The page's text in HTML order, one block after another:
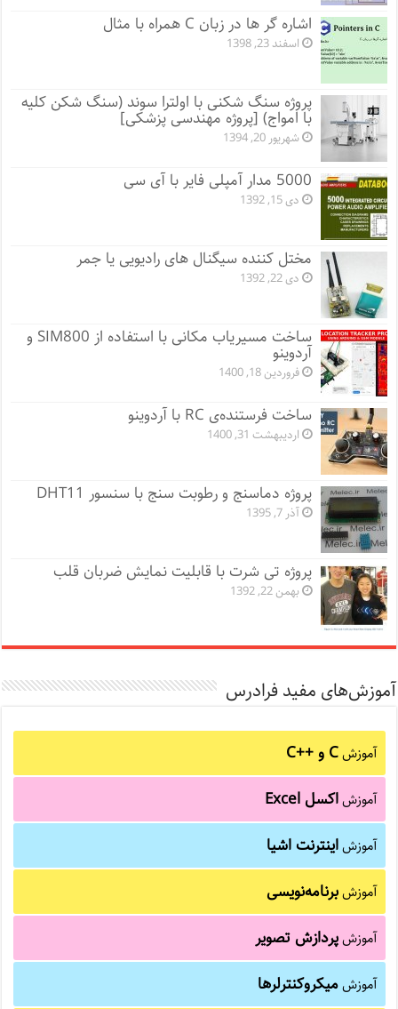
اشاره گر ها در زبان C همراه با مثال
اسفند 23, 1398
پروژه سنگ شکنی با اولترا سوند (سنگ شکن کلیه
با امواج) [پروژه مهندسی پزشکی]
شهریور 20, 1394
5000 مدار آمپلی فایر با آی سی
دی 15, 1392
مختل کننده سیگنال های رادیویی یا جمر
دی 22, 1392
ساخت مسیریاب مکانی با استفاده از SIM800 و
آردوینو
فروردین 18, 1400
ساخت فرستنده‌ی RC با آردوینو
اردیبهشت 31, 1400
پروژه دماسنج و رطوبت سنج با سنسور DHT11
آذر 7, 1395
پروژه تی شرت با قابلیت نمایش ضربان قلب
بهمن 22, 1392
آموزش‌های مفید فرادرس
آموزشC و C++‎
آموزشاکسل Excel
آموزشاینترنت اشیا
آموزشبرنامه‌نویسی
آموزشپردازش تصویر
آموزشمیکروکنترلرها